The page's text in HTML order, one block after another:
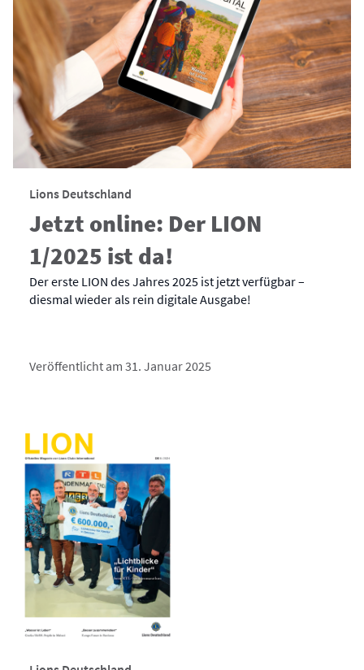
Lions Deutschland
Jetzt online: Der LION
1/2025 ist da!
Der erste LION des Jahres 2025 ist jetzt verfügbar –
diesmal wieder als rein digitale Ausgabe!
Veröffentlicht am 31. Januar 2025